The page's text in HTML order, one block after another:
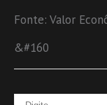
Fonte: Valor
&#160